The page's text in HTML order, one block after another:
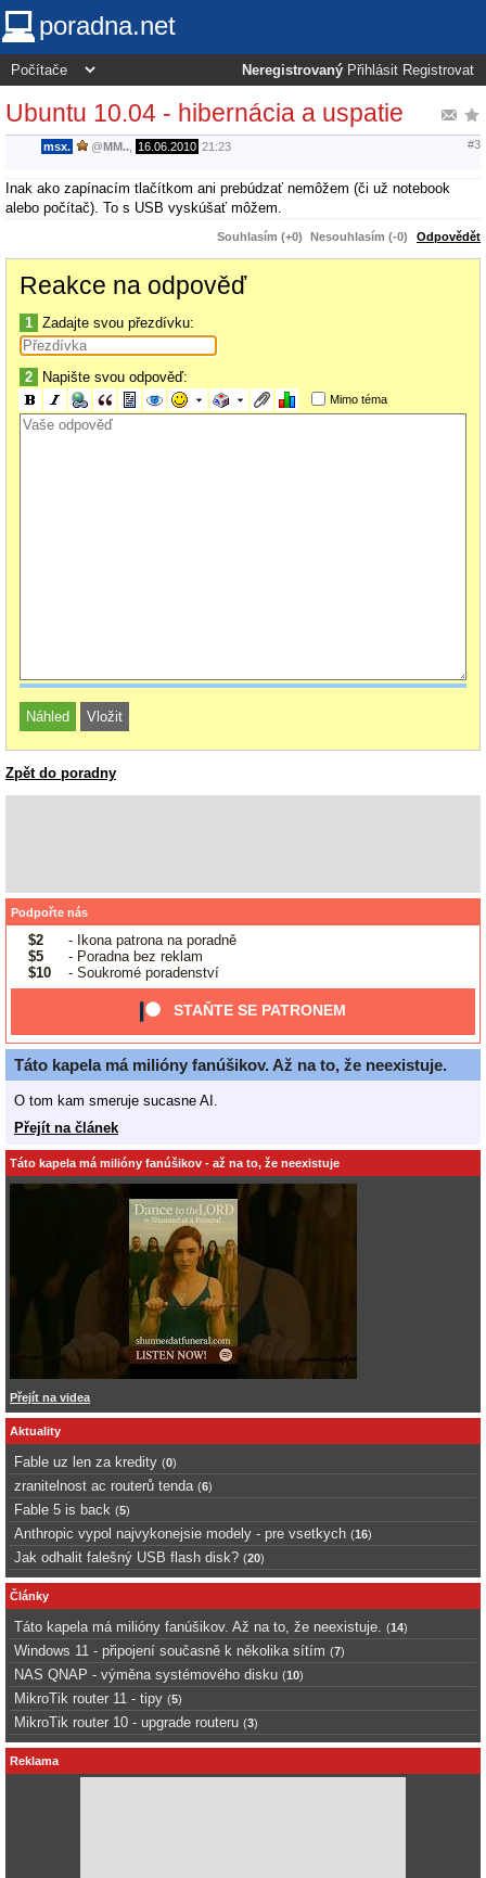
poradna.net
Neregistrovaný Přihlásit Registrovat
Ubuntu 10.04 - hibernácia a uspatie
msx. @MM.. 16.06.2010 21:23 #3
Inak ako zapínacím tlačítkom ani prebúdzať nemôžem (či už notebook
alebo počítač). To s USB vyskúšať môžem.
Souhlasím (+0) Nesouhlasím (-0) Odpovědět
Reakce na odpověď
1 Zadajte svou přezdívku:
2 Napište svou odpověď:
Mimo téma
Zpět do poradny
Podpořte nás
$2
- Ikona patrona na poradně
$5
- Poradna bez reklam
$10
- Soukromé poradenství
STAŇTE SE PATRONEM
Táto kapela má milióny fanúšikov. Až na to, že neexistuje.
O tom kam smeruje sucasne AI.
Přejít na článek
Táto kapela má milióny fanúšikov - až na to, že neexistuje
Přejít na videa
Aktuality
Fable uz len za kredity (0)
zranitelnost ac routerů tenda (6)
Fable 5 is back (5)
Anthropic vypol najvykonejsie modely - pre vsetkych (16)
Jak odhalit falešný USB flash disk? (20)
Články
Táto kapela má milióny fanúšikov. Až na to, že neexistuje. (14)
Windows 11 - připojení současně k několika sítím (7)
NAS QNAP - výměna systémového disku (10)
MikroTik router 11 - tipy (5)
MikroTik router 10 - upgrade routeru (3)
Reklama